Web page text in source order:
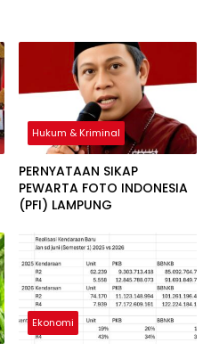
Hukum & Kriminal
PERNYATAAN SIKAP ​
PEWARTA FOTO INDONESIA
(PFI) LAMPUNG
Ekonomi